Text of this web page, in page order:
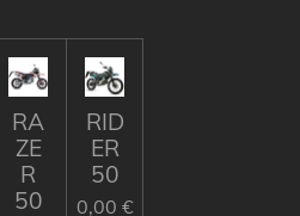
RA
ZE
R
50
RID
ER
50
0,00 €